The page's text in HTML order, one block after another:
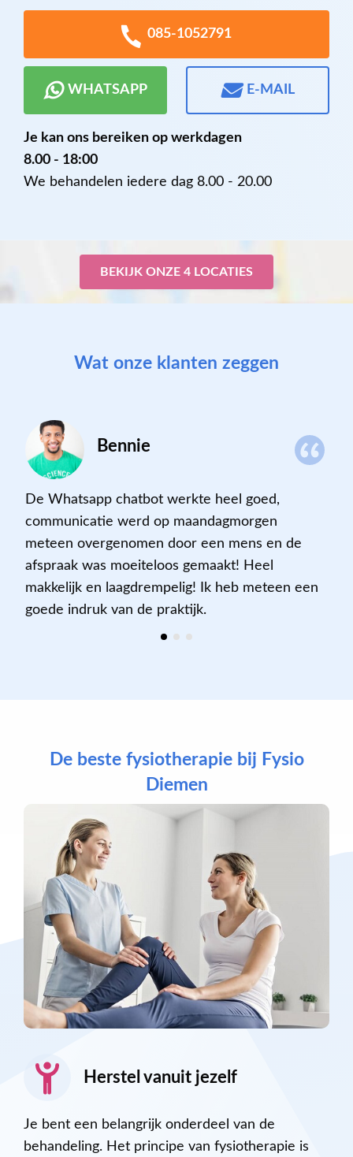
085-1052791
WHATSAPP E-MAIL
Je kan ons bereiken op werkdagen
8.00 - 18:00
We behandelen iedere dag 8.00 - 20.00
BEKIJK ONZE 4 LOCATIES
Wat onze klanten zeggen
Bennie
De Whatsapp chatbot werkte heel goed,
communicatie werd op maandagmorgen
meteen overgenomen door een mens en de
afspraak was moeiteloos gemaakt! Heel
makkelijk en laagdrempelig! Ik heb meteen een
goede indruk van de praktijk.
De beste fysiotherapie bij Fysio
Diemen
Herstel vanuit jezelf
Je bent een belangrijk onderdeel van de
behandeling. Het principe van fysiotherapie is